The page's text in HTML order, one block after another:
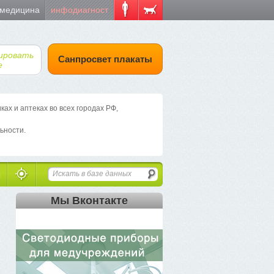
инфодиагност
Санпросвет плакаты
и аптеках во всех городах РФ,
Мы Вконтакте